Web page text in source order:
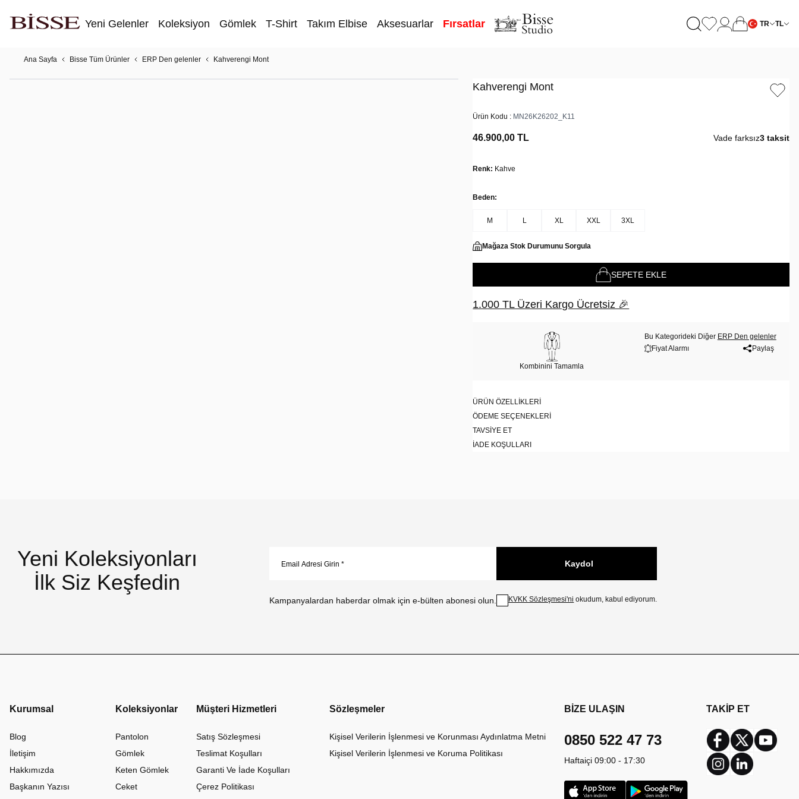
Yeni Gelenler Koleksiyon Gömlek T-Shirt Takım Elbise Aksesuarlar Fırsatlar TR TL
Ana Sayfa Bisse Tüm Ürünler ERP Den gelenler Kahverengi Mont
Kahverengi Mont
Ürün Kodu : MN26K26202_K11
46.900,00 TL Vade farksız3 taksit
Renk: Kahve
Beden:
M L XL XXL 3XL
Mağaza Stok Durumunu Sorgula
SEPETE EKLE
1.000 TL Üzeri Kargo Ücretsiz 🎉
Kombinini Tamamla
Bu Kategorideki Diğer ERP Den gelenler
Fiyat Alarmı
Paylaş
ÜRÜN ÖZELLIKLERI
ÖDEME SEÇENEKLERI
TAVSIYE ET
İADE KOŞULLARI
Yeni Koleksiyonları
İlk Siz Keşfedin
Kampanyalardan haberdar olmak için e-bülten abonesi olun.
Kaydol
KVKK Sözleşmesi'ni okudum, kabul ediyorum.
Kurumsal
Blog
İletişim
Hakkımızda
Başkanın Yazısı
Koleksiyonlar
Pantolon
Gömlek
Keten Gömlek
Ceket
Müşteri Hizmetleri
Satış Sözleşmesi
Teslimat Koşulları
Garanti Ve İade Koşulları
Çerez Politikası
Sözleşmeler
Kişisel Verilerin İşlenmesi ve Korunması Aydınlatma Metni
Kişisel Verilerin İşlenmesi ve Koruma Politikası
BİZE ULAŞIN
0850 522 47 73
Haftaiçi 09:00 - 17:30
TAKİP ET
Facebook
Twitter
InstagramLinkedin